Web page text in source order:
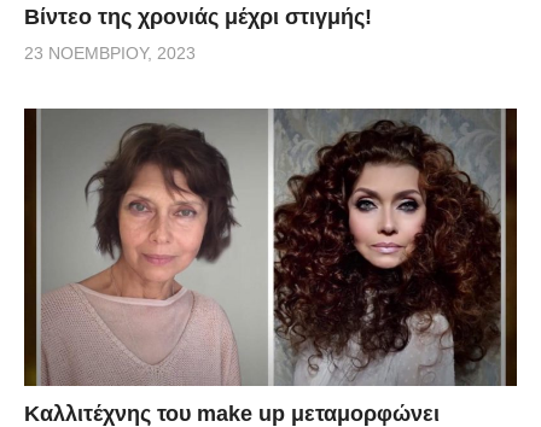
Βίντεο της χρονιάς μέχρι στιγμής!
23 ΝΟΕΜΒΡΊΟΥ, 2023
Καλλιτέχνης του make up μεταμορφώνει